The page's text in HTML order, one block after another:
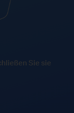
Sie sie